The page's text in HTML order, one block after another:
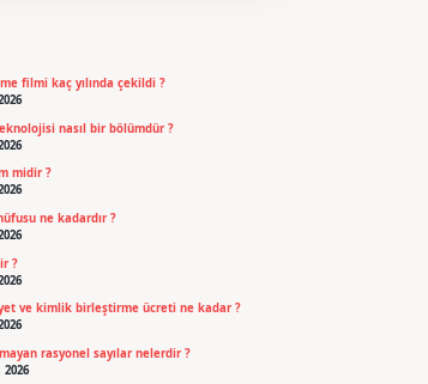
filmi kaç yılında çekildi ?
nasıl bir bölümdür ?
midir ?
ne kadardır ?
?
ve kimlik birleştirme ücreti ne kadar ?
rasyonel sayılar nelerdir ?